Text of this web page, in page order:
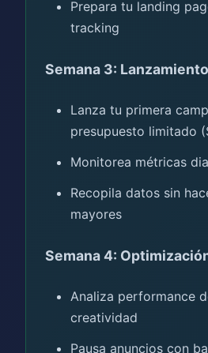
Prepara tu landing
tracking
Semana 3: Lanzamiento
Lanza tu primera
presupuesto limitado
Monitorea métricas
Recopila datos sin
mayores
Semana 4:
Analiza performance
creatividad
Pausa anuncios con